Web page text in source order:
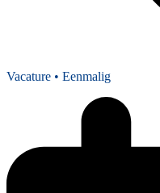
Vacature • Eenmalig